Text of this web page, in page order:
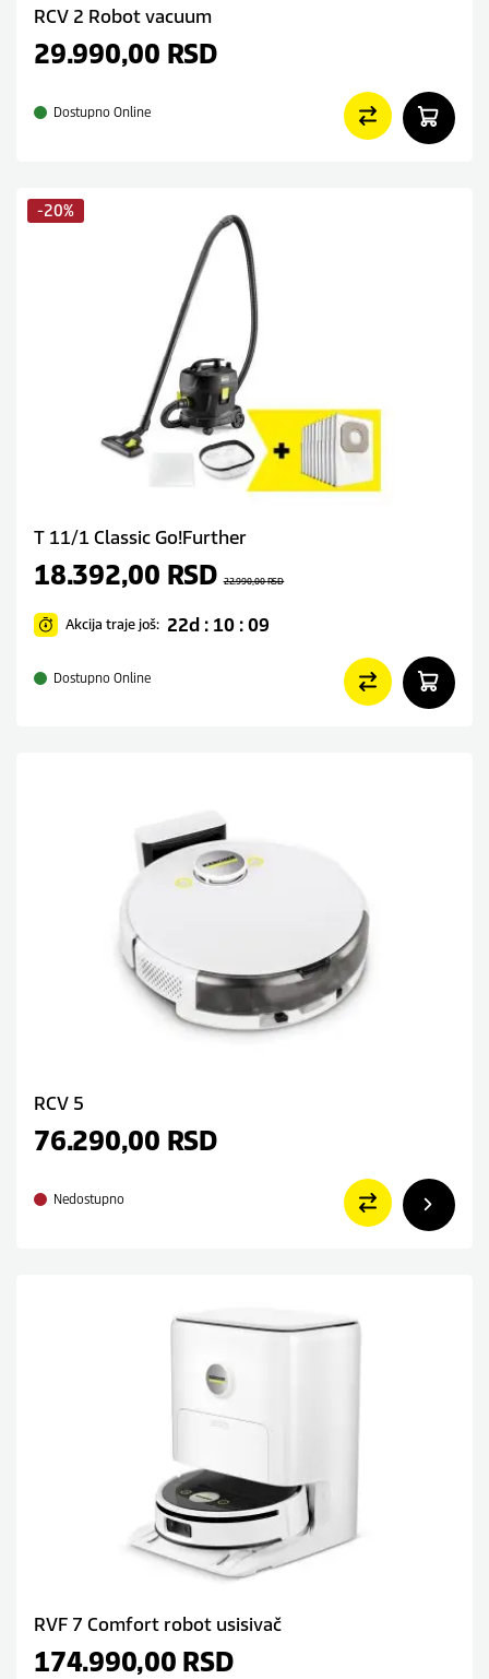
RCV 2 Robot vacuum
29.990,00 RSD
Dostupno Online
-20%
T 11/1 Classic Go!Further
18.392,00 RSD 22.990,00RSD
Akcija traje još: 22d : 10 : 09
Dostupno Online
RCV 5
76.290,00 RSD
Nedostupno
RVF 7 Comfort robot usisivač
174.990,00 RSD